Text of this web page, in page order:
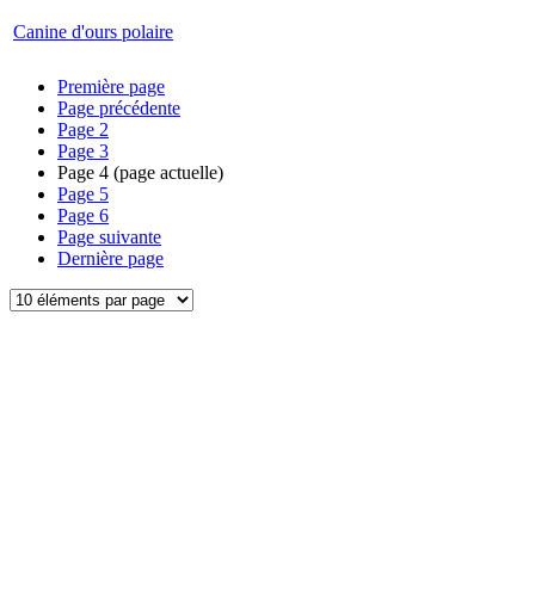
Canine d'ours polaire
Première page
Page précédente
Page 2
Page 3
Page 4 (page actuelle)
Page 5
Page 6
Page suivante
Dernière page